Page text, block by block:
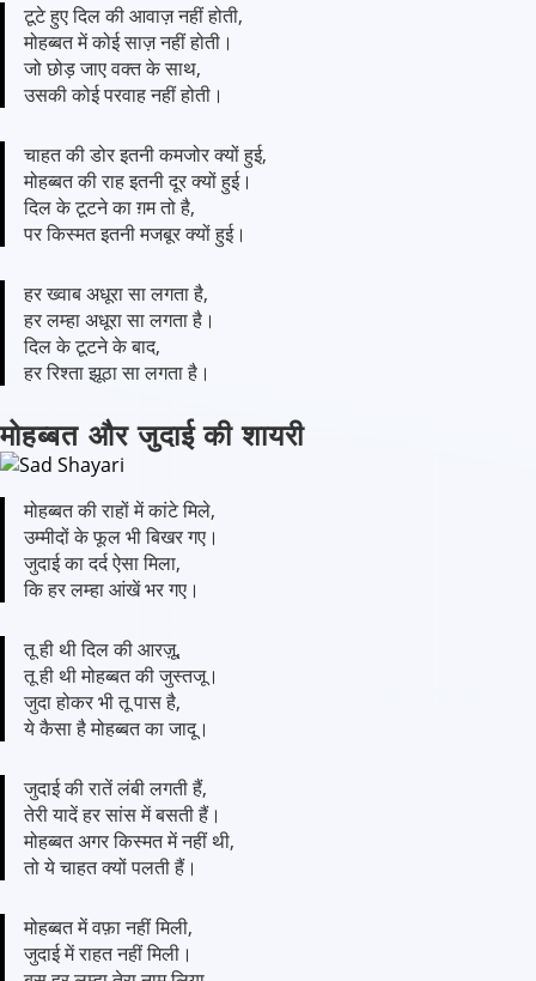
टूटे हुए दिल की आवाज़ नहीं होती,
मोहब्बत में कोई साज़ नहीं होती।
जो छोड़ जाए वक्त के साथ,
उसकी कोई परवाह नहीं होती।
चाहत की डोर इतनी कमजोर क्यों हुई,
मोहब्बत की राह इतनी दूर क्यों हुई।
दिल के टूटने का ग़म तो है,
पर किस्मत इतनी मजबूर क्यों हुई।
हर ख्वाब अधूरा सा लगता है,
हर लम्हा अधूरा सा लगता है।
दिल के टूटने के बाद,
हर रिश्ता झूठा सा लगता है।
मोहब्बत और जुदाई की शायरी
मोहब्बत की राहों में कांटे मिले,
उम्मीदों के फूल भी बिखर गए।
जुदाई का दर्द ऐसा मिला,
कि हर लम्हा आंखें भर गए।
तू ही थी दिल की आरज़ू,
तू ही थी मोहब्बत की जुस्तजू।
जुदा होकर भी तू पास है,
ये कैसा है मोहब्बत का जादू।
जुदाई की रातें लंबी लगती हैं,
तेरी यादें हर सांस में बसती हैं।
मोहब्बत अगर किस्मत में नहीं थी,
तो ये चाहत क्यों पलती हैं।
मोहब्बत में वफ़ा नहीं मिली,
जुदाई में राहत नहीं मिली।